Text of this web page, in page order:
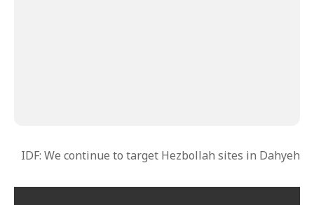
IDF: We continue to target Hezbollah sites in Dahyeh